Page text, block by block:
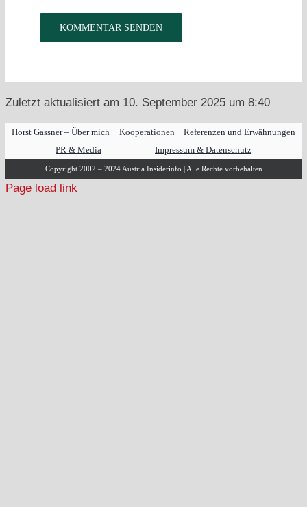
Zuletzt aktualisiert am 10. September 2025 um 8:40
Horst Gassner – Über mich Kooperationen
Referenzen und Erwähnungen
PR & Media
Impressum & Datenschutz
Copyright 2002 – 2024 Austria Insiderinfo | Alle Rechte vorbehalten
Page load link